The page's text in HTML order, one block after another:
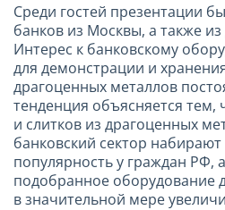
Среди гостей презентации
банков из Москвы, а также
Интерес к банковскому
для демонстрации и
драгоценных металлов
тенденция объясняется
и слитков из драгоценных
банковский сектор
популярность у граждан РФ,
подобранное оборудование
в значительной мере